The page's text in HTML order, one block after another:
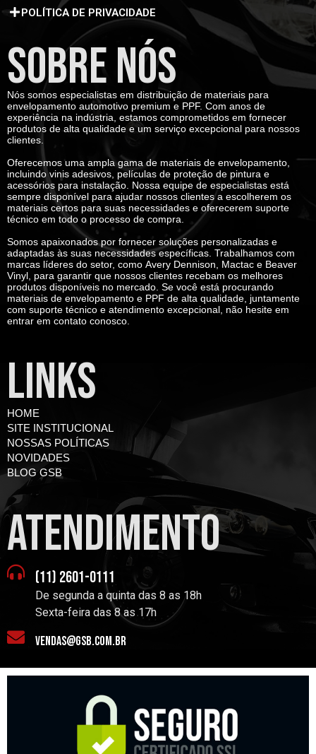
POLÍTICA DE PRIVACIDADE
SOBRE NÓS
Nós somos especialistas em distribuição de materiais para
envelopamento automotivo premium e PPF. Com anos de
experiência na indústria, estamos comprometidos em fornecer
produtos de alta qualidade e um serviço excepcional para nossos
clientes.
Oferecemos uma ampla gama de materiais de envelopamento,
incluindo vinis adesivos, películas de proteção de pintura e
acessórios para instalação. Nossa equipe de especialistas está
sempre disponível para ajudar nossos clientes a escolherem os
materiais certos para suas necessidades e oferecerem suporte
técnico em todo o processo de compra.
Somos apaixonados por fornecer soluções personalizadas e
adaptadas às suas necessidades específicas. Trabalhamos com
marcas líderes do setor, como Avery Dennison, Mactac e Beaver
Vinyl, para garantir que nossos clientes recebam os melhores
produtos disponíveis no mercado. Se você está procurando
materiais de envelopamento e PPF de alta qualidade, juntamente
com suporte técnico e atendimento excepcional, não hesite em
entrar em contato conosco.
LINKS
HOME
SITE INSTITUCIONAL
NOSSAS POLÍTICAS
NOVIDADES
BLOG GSB
atendimento
(11) 2601-0111
De segunda a quinta das 8 as 18h
Sexta-feira das 8 as 17h
vendas@gsb.com.br